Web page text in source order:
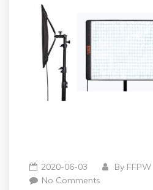
2020-06-03 By FFPW
No Comments